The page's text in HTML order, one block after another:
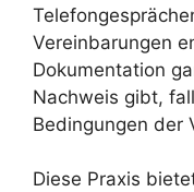
Vereinbarungen
Dokumentation
Nachweis gibt,
Bedingungen der
Diese Praxis